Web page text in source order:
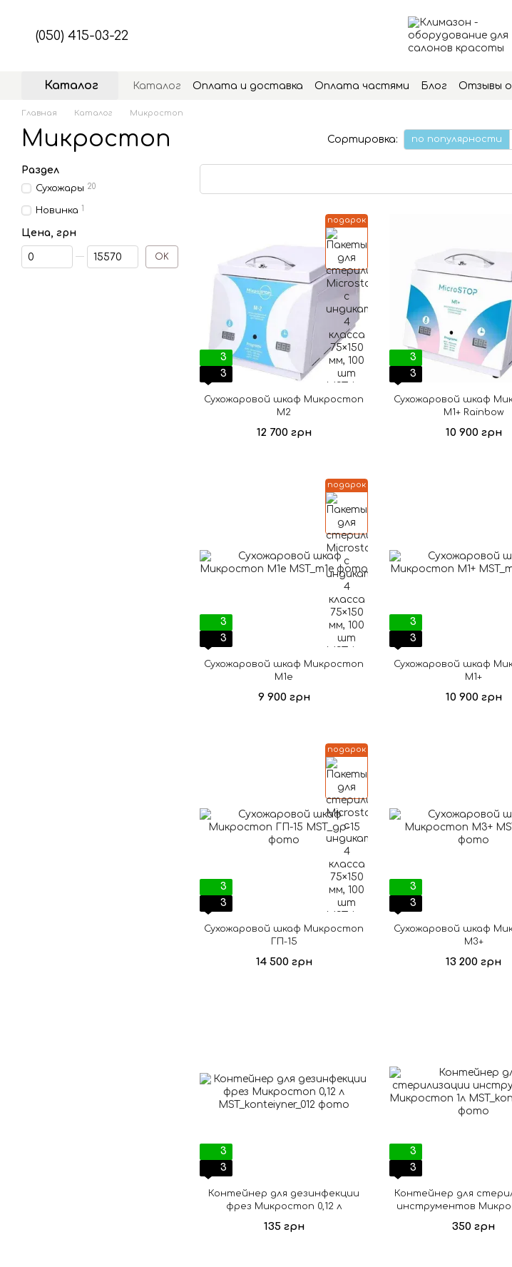
(050) 415-03-22
Каталог Каталог Оплата и доставка Оплата частями Блог Отзывы о
Главная Каталог Микростоп
Микростоп Сортировка: по популярности
подарок
3
3
Сухожаровой шкаф Микростоп
М2
12 700 грн
3
3
Сухожаровой шкаф
М1+ Rainbow
10 900 грн
подарок
3
3
Сухожаровой шкаф Микростоп
М1е
9 900 грн
3
3
Сухожаровой шкаф
М1+
10 900 грн
подарок
3
3
Сухожаровой шкаф Микростоп
ГП-15
14 500 грн
3
3
Сухожаровой шкаф
М3+
13 200 грн
3
3
Контейнер для дезинфекции
фрез Микростоп 0,12 л
135 грн
3
3
Контейнер для
инструментов
350 грн
Раздел
Сухожары 20
Новинка 1
Цена, грн
От Цена, грн
До Цена, грн
OK